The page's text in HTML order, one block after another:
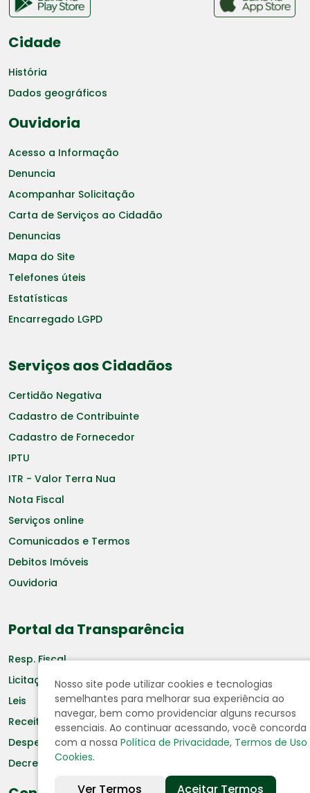
Cidade
História
Dados geográficos
Ouvidoria
Acesso a Informação
Denuncia
Acompanhar Solicitação
Carta de Serviços ao Cidadão
Denuncias
Mapa do Site
Telefones úteis
Estatísticas
Encarregado LGPD
Serviços aos Cidadãos
Certidão Negativa
Cadastro de Contribuinte
Cadastro de Fornecedor
IPTU
ITR - Valor Terra Nua
Nota Fiscal
Serviços online
Comunicados e Termos
Debitos Imóveis
Ouvidoria
Portal da Transparência
Resp. Fiscal
Licitação
Leis
Receitas
Despesas
Decretos
Nosso site pode utilizar cookies e tecnologias
semelhantes para melhorar sua experiência ao
navegar, bem como providenciar alguns recursos
essenciais. Ao continuar acessando, você concorda
com a nossa Política de Privacidade, Termos de Uso
Cookies.
Ver Termos Aceitar Termos